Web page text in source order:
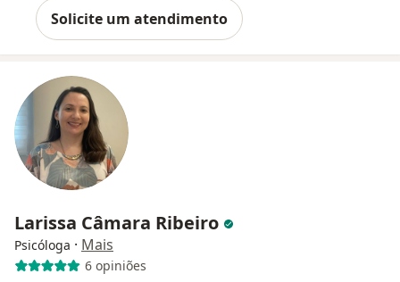
Solicite um atendimento
Larissa Câmara Ribeiro
Psicóloga · Mais
6 opiniões